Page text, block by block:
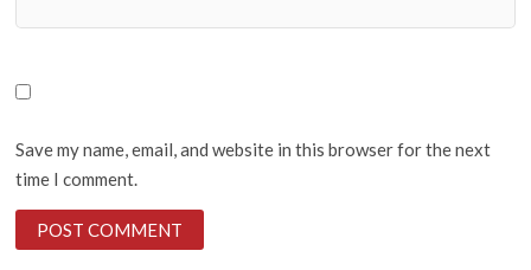
Save my name, email, and website in this browser for the next
time I comment.